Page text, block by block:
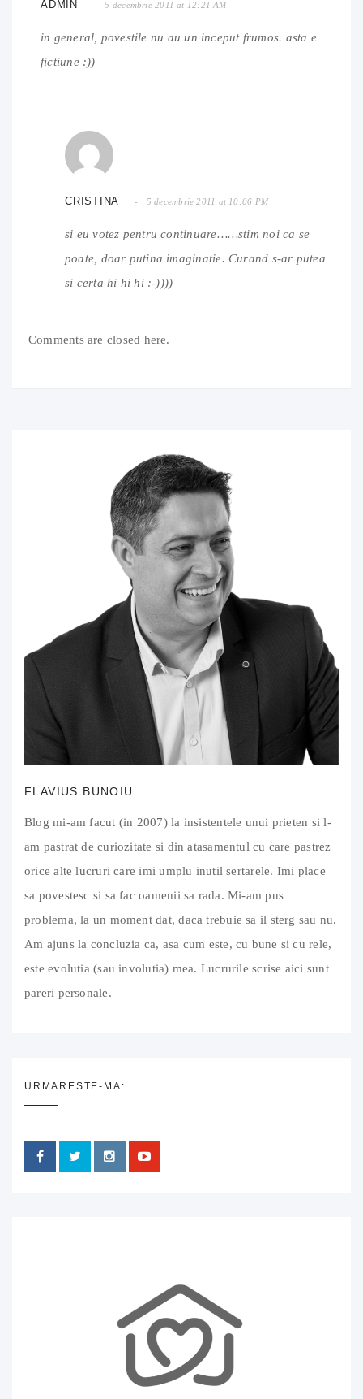
ADMIN 5 decembrie 2011 at 12:21 AM
in general, povestile nu au un inceput frumos. asta e
fictiune :))
CRISTINA 5 decembrie 2011 at 10:06 PM
si eu votez pentru continuare……stim noi ca se
poate, doar putina imaginatie. Curand s-ar putea
si certa hi hi hi :-))))
Comments are closed here.
FLAVIUS BUNOIU
Blog mi-am facut (in 2007) la insistentele unui prieten si l-
am pastrat de curiozitate si din atasamentul cu care pastrez
orice alte lucruri care imi umplu inutil sertarele. Imi place
sa povestesc si sa fac oamenii sa rada. Mi-am pus
problema, la un moment dat, daca trebuie sa il sterg sau nu.
Am ajuns la concluzia ca, asa cum este, cu bune si cu rele,
este evolutia (sau involutia) mea. Lucrurile scrise aici sunt
pareri personale.
URMARESTE-MA: